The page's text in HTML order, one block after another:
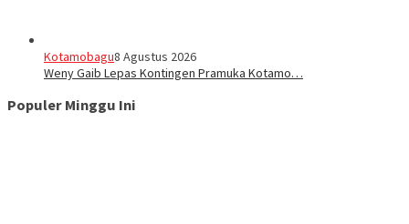
Kotamobagu8 Agustus 2026
Weny Gaib Lepas Kontingen Pramuka Kotamo…
Populer Minggu Ini